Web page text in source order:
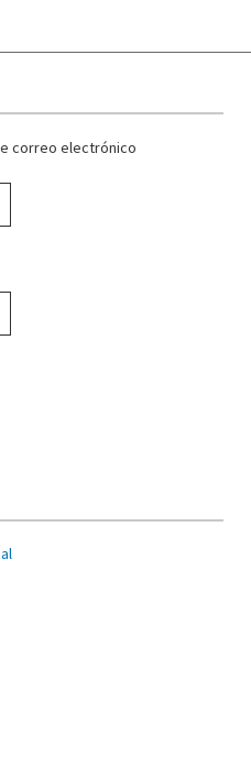
correo electrónico